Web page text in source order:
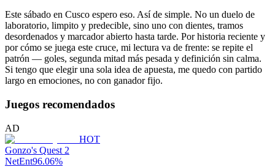
Este sábado en Cusco espero eso. Así de simple. No un duelo de
laboratorio, limpito y predecible, sino uno con dientes, tramos
desordenados y marcador abierto hasta tarde. Por historia reciente y
por cómo se juega este cruce, mi lectura va de frente: se repite el
patrón — goles, segunda mitad más pesada y definición sin calma.
Si tengo que elegir una sola idea de apuesta, me quedo con partido
largo en emociones, no con ganador fijo.
Juegos recomendados
AD
HOT
Gonzo's Quest 2
NetEnt96.06%